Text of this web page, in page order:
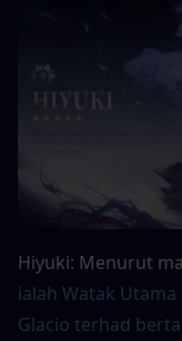
Hiyuki: Menurut
ialah Watak Utama
Glacio terhad